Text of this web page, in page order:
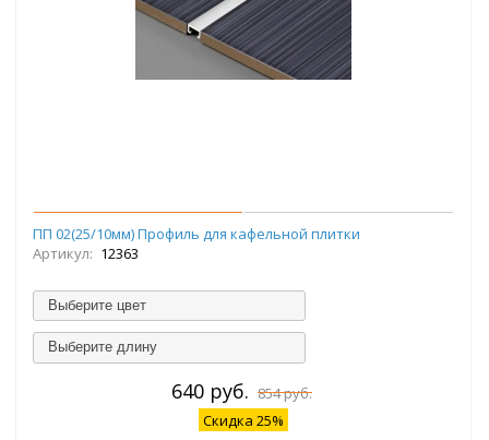
ПП 02(25/10мм) Профиль для кафельной плитки
Артикул: 12363
Выберите цвет
Выберите длину
640 руб. 854 руб.
Скидка 25%